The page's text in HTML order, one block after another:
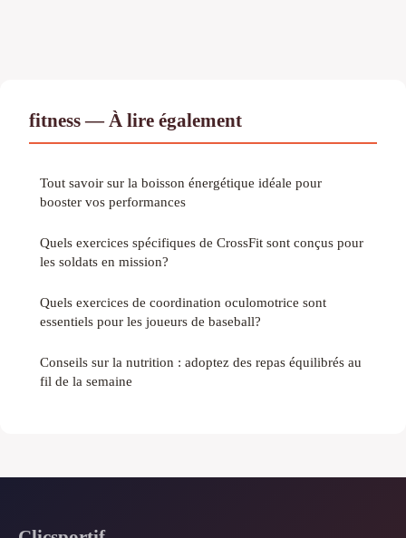
fitness — À lire également
Tout savoir sur la boisson énergétique idéale pour
booster vos performances
Quels exercices spécifiques de CrossFit sont conçus pour
les soldats en mission?
Quels exercices de coordination oculomotrice sont
essentiels pour les joueurs de baseball?
Conseils sur la nutrition : adoptez des repas équilibrés au
fil de la semaine